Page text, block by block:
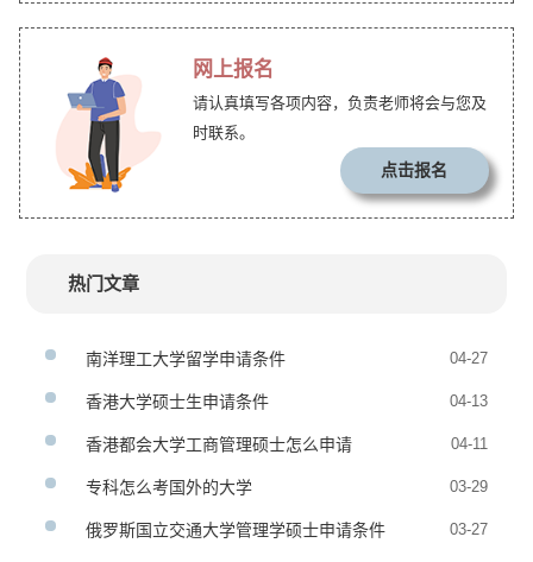
网上报名
请认真填写各项内容，负责老师将会与您及
时联系。
点击报名
热门文章
南洋理工大学留学申请条件 04-27
香港大学硕士生申请条件 04-13
香港都会大学工商管理硕士怎么申请 04-11
专科怎么考国外的大学 03-29
俄罗斯国立交通大学管理学硕士申请条件 03-27